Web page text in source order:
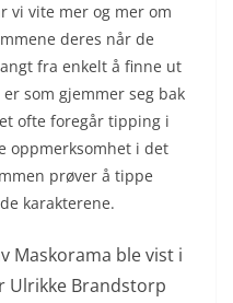
vi vite mer og mer om
deres når de
fra enkelt å finne ut
som gjemmer seg bak
ofte foregår tipping i
oppmerksomhet i det
prøver å tippe
karakterene.
Maskorama ble vist i
Ulrikke Brandstorp